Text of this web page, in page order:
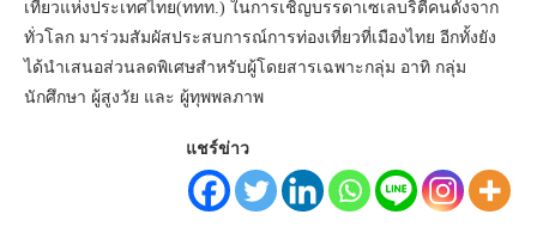
เที่ยวแห่งประเทศไทย(ททท.) ในการเชิญบรรดาเซเลบริตี้คนดังจาก
ทั่วโลก มาร่วมสัมผัสประสบการณ์การท่องเที่ยวที่เมืองไทย อีกทั้งยัง
ได้นำเสนอส่วนลดพิเศษสำหรับผู้โดยสารเฉพาะกลุ่ม อาทิ กลุ่ม
นักศึกษา ผู้สูงวัย และ ผู้ทุพพลภาพ
แชร์ข่าว